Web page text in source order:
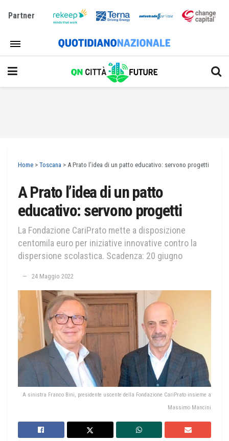
Partner
Home > Toscana > A Prato l’idea di un patto educativo: servono progetti
A Prato l’idea di un patto
educativo: servono progetti
La Fondazione CariPrato mette a disposizione
centomila euro per iniziative innovative contro la
dispersione scolastica. Scadenza: 20 giugno
24 Maggio 2022
A sinistra Franco Bini, presidente uscente della Fondazione CariPrato insieme a
Massimo Mancini